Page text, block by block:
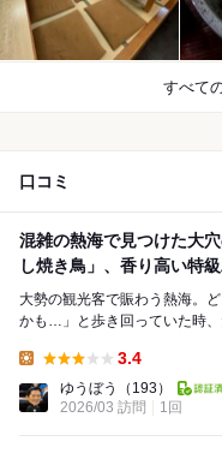
すべて
口コミ
混雑の熱海で見つけた大
し焼き鳥」、香り高い特
大勢の観光客で賑わう熱海。
かも…」と歩き回っていた時
3.4
ゆうぼう
（193）
2026/03 訪問
1回